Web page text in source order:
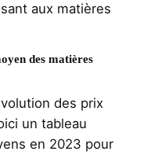
aux matières
des matières
des prix
un tableau
en 2023 pour